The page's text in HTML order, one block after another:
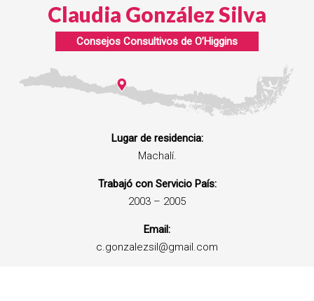
Claudia González Silva
Consejos Consultivos de O’Higgins
Lugar de residencia:
Machalí.
Trabajó con Servicio País:
2003 – 2005
Email:
c.gonzalezsil@gmail.com